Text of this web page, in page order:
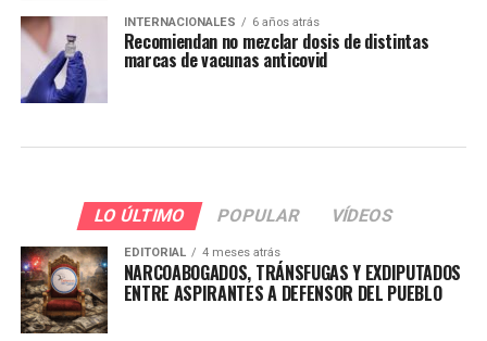
INTERNACIONALES 6 años atrás
Recomiendan no mezclar dosis de distintas
marcas de vacunas anticovid
LO ÚLTIMO POPULAR VÍDEOS
EDITORIAL 4 meses atrás
NARCOABOGADOS, TRÁNSFUGAS Y EXDIPUTADOS
ENTRE ASPIRANTES A DEFENSOR DEL PUEBLO